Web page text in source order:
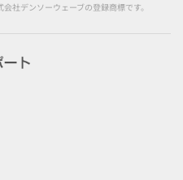
社デンソーウェーブの登録商標です。